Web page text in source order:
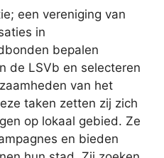
een vereniging van
in
bepalen
de LSVb en selecteren
van het
taken zetten zij zich
op lokaal gebied. Ze
en bieden